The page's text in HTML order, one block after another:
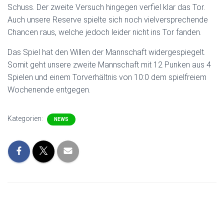
Schuss. Der zweite Versuch hingegen verfiel klar das Tor.
Auch unsere Reserve spielte sich noch vielversprechende
Chancen raus, welche jedoch leider nicht ins Tor fanden.
Das Spiel hat den Willen der Mannschaft widergespiegelt.
Somit geht unsere zweite Mannschaft mit 12 Punken aus 4
Spielen und einem Torverhältnis von 10:0 dem spielfreiem
Wochenende entgegen.
Kategorien: NEWS